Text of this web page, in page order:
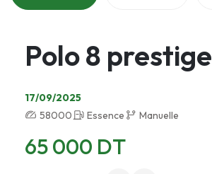
Polo 8 prestige
17/09/2025
58000
Essence Manuelle
65 000 DT